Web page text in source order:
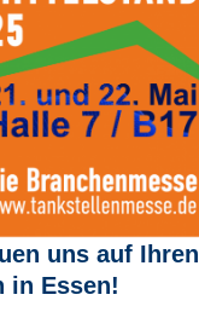
uns auf Ihren
in Essen!